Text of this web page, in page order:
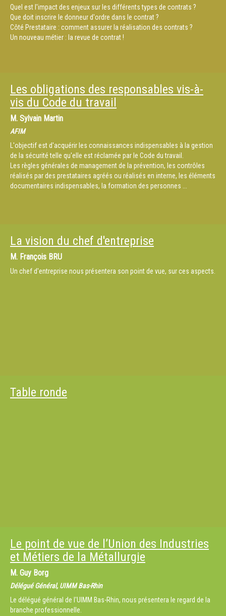
Quel est l'impact des enjeux sur les différents types de contrats ?
Que doit inscrire le donneur d'ordre dans le contrat ?
Côté Prestataire : comment assurer la réalisation des contrats ?
Un nouveau métier : la revue de contrat !
Les obligations des responsables vis-à-
vis du Code du travail
M. Sylvain Martin
AFIM
L'objectif est d'acquérir les connaissances indispensables à la gestion
de la sécurité telle qu'elle est réclamée par le Code du travail.
Les règles générales de management de la prévention, les contrôles
réalisés par des prestataires agréés ou réalisés en interne, les éléments
documentaires indispensables, la formation des personnes ...
La vision du chef d'entreprise
M. François BRU
Un chef d'entreprise nous présentera son point de vue, sur ces aspects.
Table ronde
Le point de vue de l’Union des Industries
et Métiers de la Métallurgie
M. Guy Borg
Délégué Général, UIMM Bas-Rhin
Le délégué général de l'UIMM Bas-Rhin, nous présentera le regard de la
branche professionnelle.